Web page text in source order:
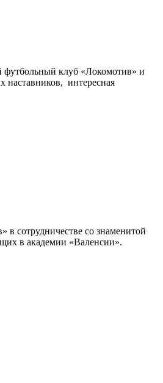
футбольный клуб «Локомотив» и
наставников, интересная
в сотрудничестве со знаменитой
в академии «Валенсии».